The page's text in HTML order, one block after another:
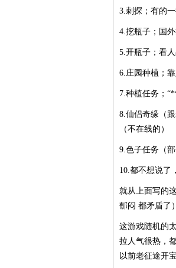
3.刺探；有的
4.挖瓶子；国
5.开瓶子；看
6.庄园种植；
7.种植任务；
8.仙侣奇缘（
（不在线的）
9.色子任务（
10.都不想说了
就从上面写的
郁闷 都矛盾了
这游戏随机的
拉人气很热，
以前老征途开